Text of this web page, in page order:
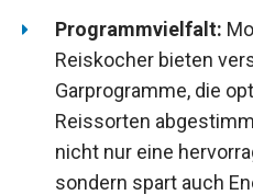
Programmvielfalt:
Reiskocher bieten
Garprogramme, die
Reissorten
nicht nur eine
sondern spart auch